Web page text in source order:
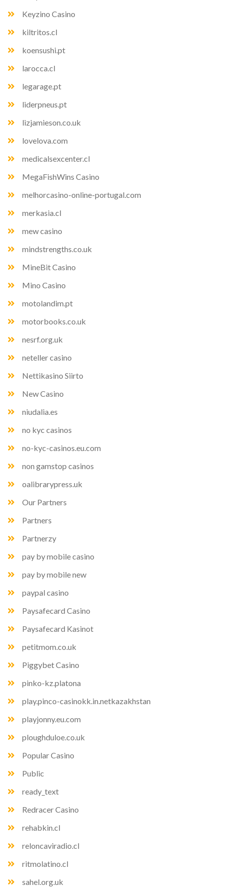
Keyzino Casino
kiltritos.cl
koensushi.pt
larocca.cl
legarage.pt
liderpneus.pt
lizjamieson.co.uk
lovelova.com
medicalsexcenter.cl
MegaFishWins Casino
melhorcasino-online-portugal.com
merkasia.cl
mew casino
mindstrengths.co.uk
MineBit Casino
Mino Casino
motolandim.pt
motorbooks.co.uk
nesrf.org.uk
neteller casino
Nettikasino Siirto
New Casino
niudalia.es
no kyc casinos
no-kyc-casinos.eu.com
non gamstop casinos
oalibrarypress.uk
Our Partners
Partners
Partnerzy
pay by mobile casino
pay by mobile new
paypal casino
Paysafecard Casino
Paysafecard Kasinot
petitmom.co.uk
Piggybet Casino
pinko-kz.platona
play.pinco-casinokk.in.netkazakhstan
playjonny.eu.com
ploughduloe.co.uk
Popular Casino
Public
ready_text
Redracer Casino
rehabkin.cl
reloncaviradio.cl
ritmolatino.cl
sahel.org.uk